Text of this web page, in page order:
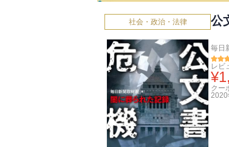
社会・政治・法律 公
毎日
レビ
¥
クー
2020